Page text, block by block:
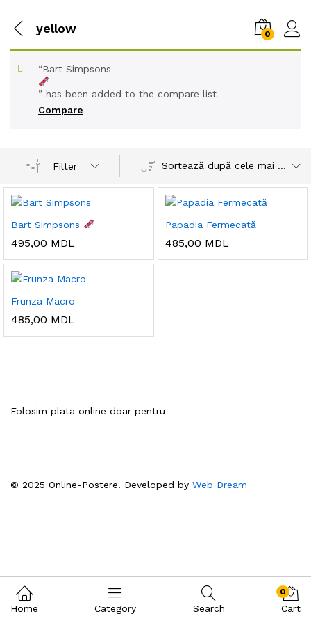
yellow 0
Compare
“Bart Simpsons
” has been added to the compare list
Filter Sortează după cele mai recente
Bart Simpsons
495,00 MDL
Papadia Fermecată
485,00 MDL
Frunza Macro
485,00 MDL
© 2025 Online-Postere. Developed by Web Dream
Folosim plata online doar pentru
Home Category Search
0
Cart